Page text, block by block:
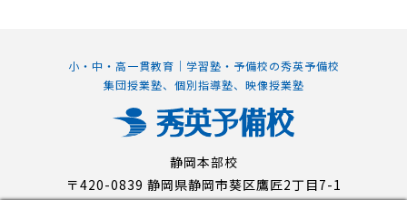
小・中・高一貫教育｜学習塾・予備校の秀英予備校
集団授業塾、個別指導塾、映像授業塾
静岡本部校
〒420-0839 静岡県静岡市葵区鷹匠2丁目7-1